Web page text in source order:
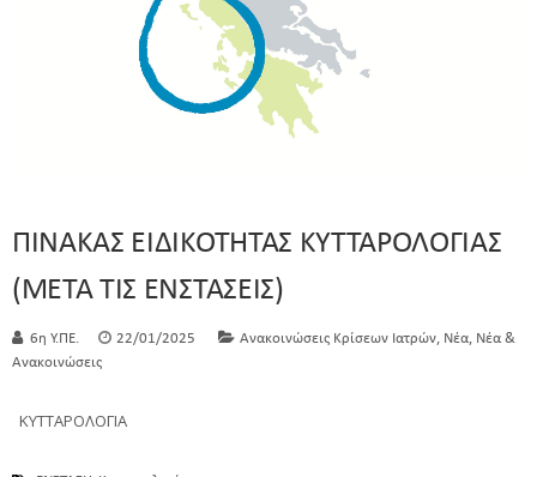
ΠΙΝΑΚΑΣ ΕΙΔΙΚΟΤΗΤΑΣ ΚΥΤΤΑΡΟΛΟΓΙΑΣ
(ΜΕΤΑ ΤΙΣ ΕΝΣΤΑΣΕΙΣ)
6η Υ.ΠΕ. 22/01/2025 Ανακοινώσεις Κρίσεων Ιατρών, Νέα, Νέα &
Ανακοινώσεις
ΚΥΤΤΑΡΟΛΟΓΙΑ